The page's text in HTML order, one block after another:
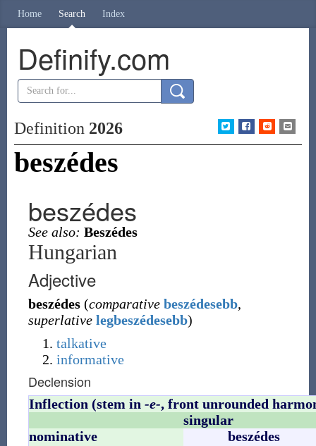
Home Search Index
Definify.com
Definition 2026
beszédes
beszédes
See also: Beszédes
Hungarian
Adjective
beszédes (comparative beszédesebb,
superlative legbeszédesebb)
talkative
informative
Declension
Inflection (stem in -e-, front unrounded
singular
nominative
beszédes